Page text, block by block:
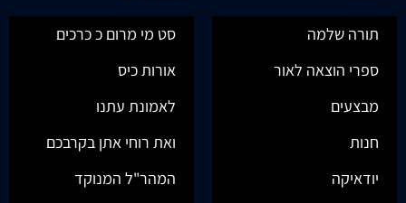
תורה שלמה
ספרי הוצאה לאור
מבצעים
חנות
יודאיקה
סט מי מרום כ כרכים
אורות כיס
לאמונת עתנו
ואת רוחי אתן בקרבכם
המהר"ל המנוקד